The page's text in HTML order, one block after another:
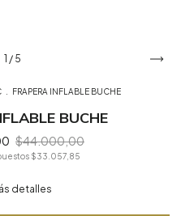
1 / 5
FRAPERA INFLABLE BUCHE
BUCHE
$44.000,00
$33.057,85
detalles